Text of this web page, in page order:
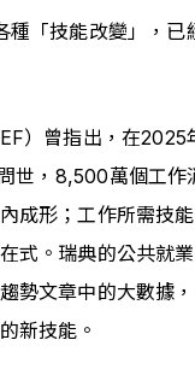
種「技能改變」，已
）曾指出，在2025
世，8,500萬個工作
成形；工作所需技
式。瑞典的公共就
勢文章中的大數據
新技能。